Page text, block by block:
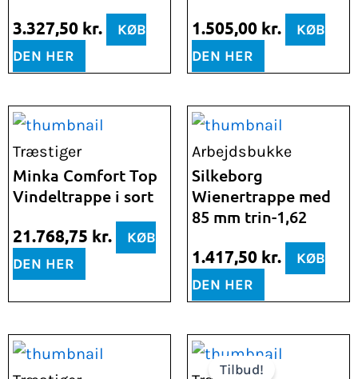
3.327,50 kr.
KØB
DEN HER
1.505,00 kr.
KØB
DEN HER
Træstiger
Minka Comfort Top
Vindeltrappe i sort
21.768,75 kr.
KØB
DEN HER
Arbejdsbukke
Silkeborg
Wienertrappe med
85 mm trin-1,62
1.417,50 kr.
KØB
DEN HER
Tilbud!
Den
oprindelige
Den
aktuelle